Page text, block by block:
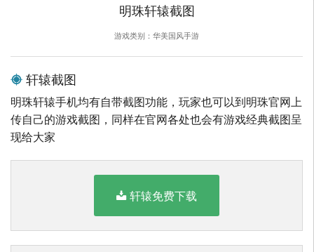
明珠轩辕截图
游戏类别：华美国风手游
轩辕截图
明珠轩辕手机均有自带截图功能，玩家也可以到明珠官网上
传自己的游戏截图，同样在官网各处也会有游戏经典截图呈
现给大家
轩辕免费下载